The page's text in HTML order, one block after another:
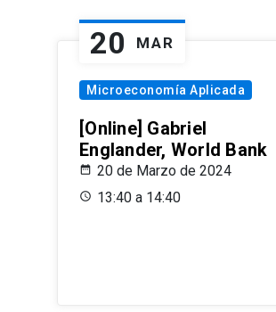
20 MAR
Microeconomía Aplicada
[Online] Gabriel
Englander, World Bank
20 de Marzo de 2024
13:40 a 14:40